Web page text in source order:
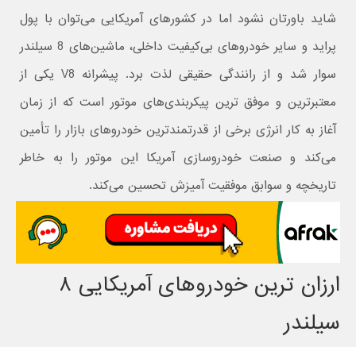
شاید باورتان نشود اما در کشورهای آمریکایی می‌توان با پول
پراید و سایر خودروهای بی‌کیفیت داخلی، ماشین‌های 8 سیلندر
سوار شد و از رانندگی حقیقی لذت برد. پیشرانه V8 یکی از
معتبرترین و موفق ترین پیکربندی‌های موتور است که از زمان
آغاز به کار انرژی برخی از قدرتمندترین خودروهای بازار را تأمین
می‌کند و صنعت خودروسازی آمریکا این موتور را به خاطر
تاریخچه و سوابق موفقیت آمیزش تحسین می‌کند.
ارزان ترین خودروهای آمریکایی ۸
سیلندر